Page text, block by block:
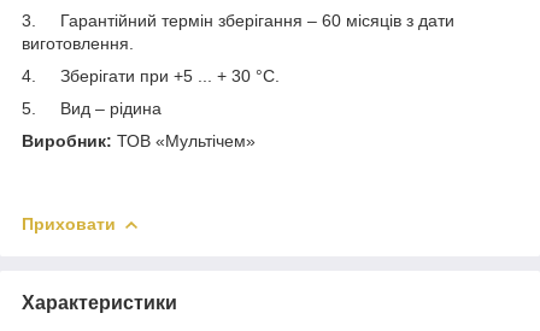
3. Гарантійний термін зберігання – 60 місяців з дати
виготовлення.
4. Зберігати при +5 ... + 30 °С.
5. Вид – рідина
Виробник: ТОВ «Мультічем»
Приховати
Характеристики